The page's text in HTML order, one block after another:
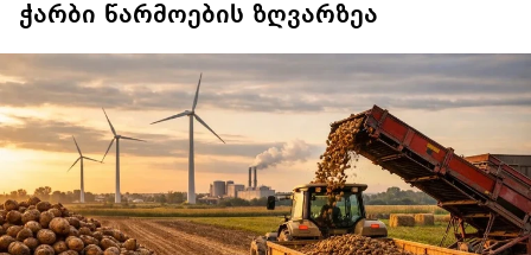
ჭარბი წარმოების ზღვარზეა